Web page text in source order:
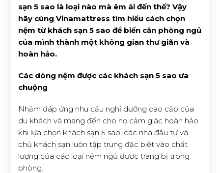
sạn 5 sao là loại nào mà êm ái đến thế? Vậy
hãy cùng Vinamattress tìm hiểu cách chọn
nệm từ khách sạn 5 sao để biến căn phòng ngủ
của mình thành một không gian thư giãn và
hoàn hảo.
Các dòng nệm được các khách sạn 5 sao ưa
chuộng
Nhằm đáp ứng nhu cầu nghỉ dưỡng cao cấp của
du khách và mang đến cho họ cảm giác hoàn hảo
khi lựa chọn khách sạn 5 sao, các nhà đầu tư và
chủ khách sạn luôn tập trung đặc biệt vào chất
lượng của các loại nệm ngủ được trang bị trong
phòng.